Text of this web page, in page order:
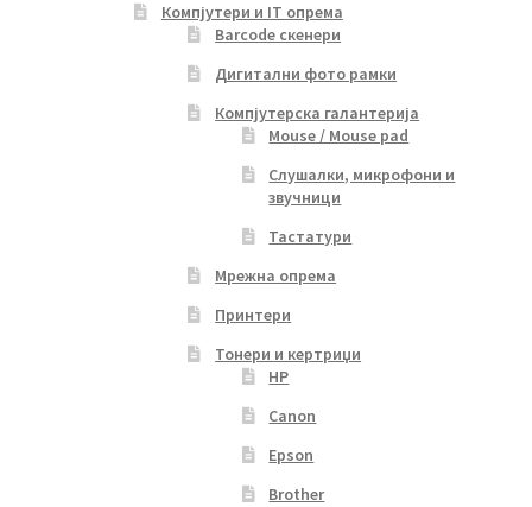
Компјутери и IT опрема
Barcode скенери
Дигитални фото рамки
Компјутерска галантерија
Mouse / Mouse pad
Слушалки, микрофони и
звучници
Тастатури
Мрежна опрема
Принтери
Тонери и кертриџи
HP
Canon
Epson
Brother